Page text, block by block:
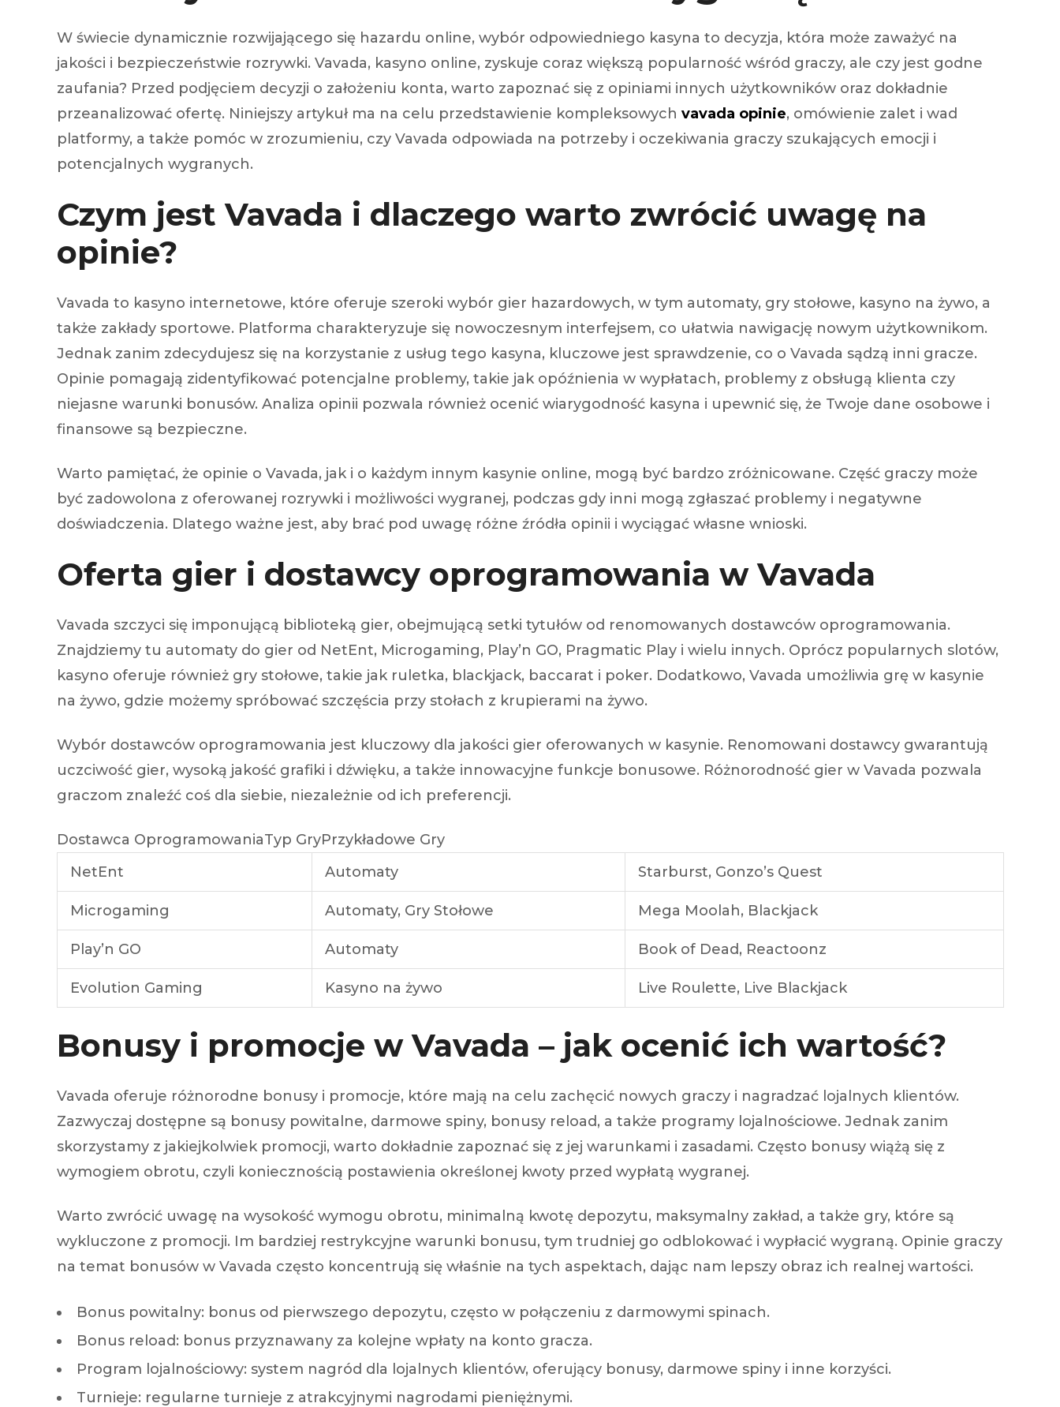
Joint de segments
Joint de soupape
Joint de Spi
Kit d’embrayage
Jeu de chemises
Joint de culasse
Pochette de joint
Poulie de ventilateur
W świecie dynamicznie rozwijającego się hazardu online, wybór odpowiedniego kasyna to decyzja, która może zaważyć na
jakości i bezpieczeństwie rozrywki. Vavada, kasyno online, zyskuje coraz większą popularność wśród graczy, ale czy jest godne
zaufania? Przed podjęciem decyzji o założeniu konta, warto zapoznać się z opiniami innych użytkowników oraz dokładnie
przeanalizować ofertę. Niniejszy artykuł ma na celu przedstawienie kompleksowych vavada opinie, omówienie zalet i wad
platformy, a także pomóc w zrozumieniu, czy Vavada odpowiada na potrzeby i oczekiwania graczy szukających emocji i
potencjalnych wygranych.
Czym jest Vavada i dlaczego warto zwrócić uwagę na
opinie?
Vavada to kasyno internetowe, które oferuje szeroki wybór gier hazardowych, w tym automaty, gry stołowe, kasyno na żywo, a
także zakłady sportowe. Platforma charakteryzuje się nowoczesnym interfejsem, co ułatwia nawigację nowym użytkownikom.
Jednak zanim zdecydujesz się na korzystanie z usług tego kasyna, kluczowe jest sprawdzenie, co o Vavada sądzą inni gracze.
Opinie pomagają zidentyfikować potencjalne problemy, takie jak opóźnienia w wypłatach, problemy z obsługą klienta czy
niejasne warunki bonusów. Analiza opinii pozwala również ocenić wiarygodność kasyna i upewnić się, że Twoje dane osobowe i
finansowe są bezpieczne.
Warto pamiętać, że opinie o Vavada, jak i o każdym innym kasynie online, mogą być bardzo zróżnicowane. Część graczy może
być zadowolona z oferowanej rozrywki i możliwości wygranej, podczas gdy inni mogą zgłaszać problemy i negatywne
doświadczenia. Dlatego ważne jest, aby brać pod uwagę różne źródła opinii i wyciągać własne wnioski.
Oferta gier i dostawcy oprogramowania w Vavada
Vavada szczyci się imponującą biblioteką gier, obejmującą setki tytułów od renomowanych dostawców oprogramowania.
Znajdziemy tu automaty do gier od NetEnt, Microgaming, Play’n GO, Pragmatic Play i wielu innych. Oprócz popularnych slotów,
kasyno oferuje również gry stołowe, takie jak ruletka, blackjack, baccarat i poker. Dodatkowo, Vavada umożliwia grę w kasynie
na żywo, gdzie możemy spróbować szczęścia przy stołach z krupierami na żywo.
Wybór dostawców oprogramowania jest kluczowy dla jakości gier oferowanych w kasynie. Renomowani dostawcy gwarantują
uczciwość gier, wysoką jakość grafiki i dźwięku, a także innowacyjne funkcje bonusowe. Różnorodność gier w Vavada pozwala
graczom znaleźć coś dla siebie, niezależnie od ich preferencji.
Dostawca OprogramowaniaTyp GryPrzykładowe Gry
NetEnt
Automaty Starburst, Gonzo’s Quest
Microgaming Automaty, Gry Stołowe Mega Moolah, Blackjack
Play’n GO Automaty Book of Dead, Reactoonz
Evolution Gaming Kasyno na żywo Live Roulette, Live Blackjack
Bonusy i promocje w Vavada – jak ocenić ich wartość?
Vavada oferuje różnorodne bonusy i promocje, które mają na celu zachęcić nowych graczy i nagradzać lojalnych klientów.
Zazwyczaj dostępne są bonusy powitalne, darmowe spiny, bonusy reload, a także programy lojalnościowe. Jednak zanim
skorzystamy z jakiejkolwiek promocji, warto dokładnie zapoznać się z jej warunkami i zasadami. Często bonusy wiążą się z
wymogiem obrotu, czyli koniecznością postawienia określonej kwoty przed wypłatą wygranej.
Warto zwrócić uwagę na wysokość wymogu obrotu, minimalną kwotę depozytu, maksymalny zakład, a także gry, które są
wykluczone z promocji. Im bardziej restrykcyjne warunki bonusu, tym trudniej go odblokować i wypłacić wygraną. Opinie graczy
na temat bonusów w Vavada często koncentrują się właśnie na tych aspektach, dając nam lepszy obraz ich realnej wartości.
Bonus powitalny: bonus od pierwszego depozytu, często w połączeniu z darmowymi spinach.
Bonus reload: bonus przyznawany za kolejne wpłaty na konto gracza.
Program lojalnościowy: system nagród dla lojalnych klientów, oferujący bonusy, darmowe spiny i inne korzyści.
Turnieje: regularne turnieje z atrakcyjnymi nagrodami pieniężnymi.